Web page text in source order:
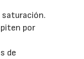
saturación.
por
de